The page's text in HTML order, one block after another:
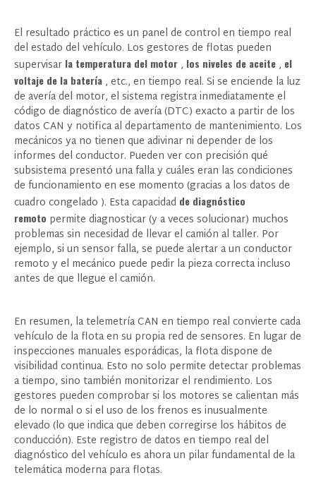
El resultado práctico es un panel de control en tiempo real
del estado del vehículo. Los gestores de flotas pueden
supervisar la temperatura del motor , los niveles de aceite , el
voltaje de la batería , etc., en tiempo real. Si se enciende la luz
de avería del motor, el sistema registra inmediatamente el
código de diagnóstico de avería (DTC) exacto a partir de los
datos CAN y notifica al departamento de mantenimiento. Los
mecánicos ya no tienen que adivinar ni depender de los
informes del conductor. Pueden ver con precisión qué
subsistema presentó una falla y cuáles eran las condiciones
de funcionamiento en ese momento (gracias a los datos de
cuadro congelado ). Esta capacidad de diagnóstico
remoto permite diagnosticar (y a veces solucionar) muchos
problemas sin necesidad de llevar el camión al taller. Por
ejemplo, si un sensor falla, se puede alertar a un conductor
remoto y el mecánico puede pedir la pieza correcta incluso
antes de que llegue el camión.
En resumen, la telemetría CAN en tiempo real convierte cada
vehículo de la flota en su propia red de sensores. En lugar de
inspecciones manuales esporádicas, la flota dispone de
visibilidad continua. Esto no solo permite detectar problemas
a tiempo, sino también monitorizar el rendimiento. Los
gestores pueden comprobar si los motores se calientan más
de lo normal o si el uso de los frenos es inusualmente
elevado (lo que indica que deben corregirse los hábitos de
conducción). Este registro de datos en tiempo real del
diagnóstico del vehículo es ahora un pilar fundamental de la
telemática moderna para flotas.